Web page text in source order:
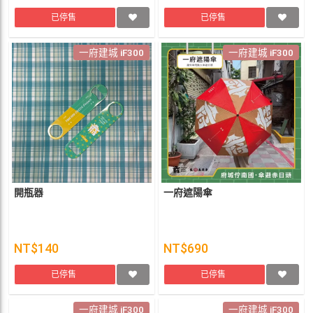
已停售 已停售
一府建城 iF300
開瓶器
NT$140
已停售
一府建城 iF300
一府遮陽傘
NT$690
已停售
一府建城 iF300 一府建城 iF300